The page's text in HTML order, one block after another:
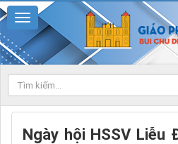
Ngày hội HSSV Liễu